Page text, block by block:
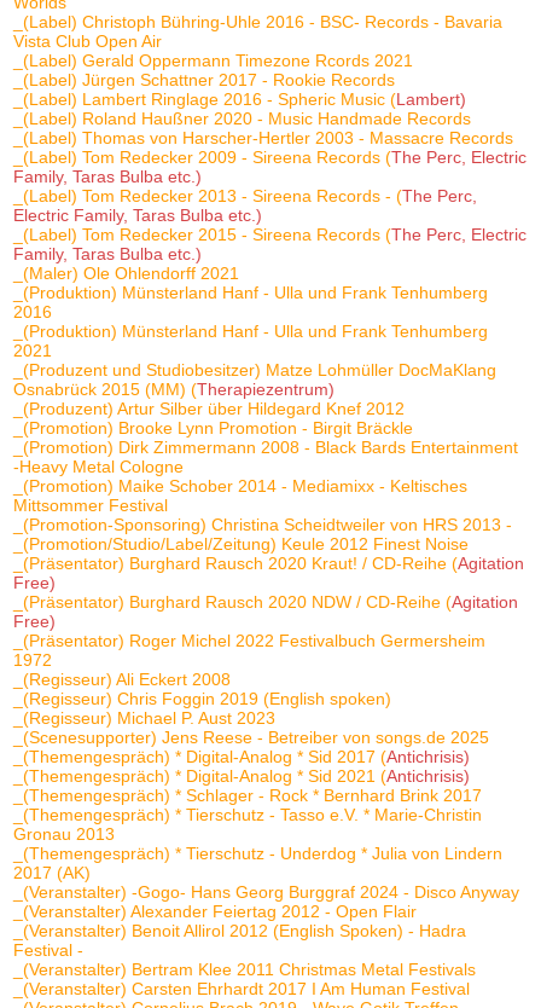
_(Label) Christoph Bühring-Uhle 2016 - BSC- Records - Bavaria
Vista Club Open Air
_(Label) Gerald Oppermann Timezone Rcords 2021
_(Label) Jürgen Schattner 2017 - Rookie Records
_(Label) Lambert Ringlage 2016 - Spheric Music (Lambert)
_(Label) Roland Haußner 2020 - Music Handmade Records
_(Label) Thomas von Harscher-Hertler 2003 - Massacre Records
_(Label) Tom Redecker 2009 - Sireena Records (The Perc, Electric
Family, Taras Bulba etc.)
_(Label) Tom Redecker 2013 - Sireena Records - (The Perc,
Electric Family, Taras Bulba etc.)
_(Label) Tom Redecker 2015 - Sireena Records (The Perc, Electric
Family, Taras Bulba etc.)
_(Maler) Ole Ohlendorff 2021
_(Produktion) Münsterland Hanf - Ulla und Frank Tenhumberg
2016
_(Produktion) Münsterland Hanf - Ulla und Frank Tenhumberg
2021
_(Produzent und Studiobesitzer) Matze Lohmüller DocMaKlang
Osnabrück 2015 (MM) (Therapiezentrum)
_(Produzent) Artur Silber über Hildegard Knef 2012
_(Promotion) Brooke Lynn Promotion - Birgit Bräckle
_(Promotion) Dirk Zimmermann 2008 - Black Bards Entertainment
-Heavy Metal Cologne
_(Promotion) Maike Schober 2014 - Mediamixx - Keltisches
Mittsommer Festival
_(Promotion-Sponsoring) Christina Scheidtweiler von HRS 2013 -
_(Promotion/Studio/Label/Zeitung) Keule 2012 Finest Noise
_(Präsentator) Burghard Rausch 2020 Kraut! / CD-Reihe (Agitation
Free)
_(Präsentator) Burghard Rausch 2020 NDW / CD-Reihe (Agitation
Free)
_(Präsentator) Roger Michel 2022 Festivalbuch Germersheim
1972
_(Regisseur) Ali Eckert 2008
_(Regisseur) Chris Foggin 2019 (English spoken)
_(Regisseur) Michael P. Aust 2023
_(Scenesupporter) Jens Reese - Betreiber von songs.de 2025
_(Themengespräch) * Digital-Analog * Sid 2017 (Antichrisis)
_(Themengespräch) * Digital-Analog * Sid 2021 (Antichrisis)
_(Themengespräch) * Schlager - Rock * Bernhard Brink 2017
_(Themengespräch) * Tierschutz - Tasso e.V. * Marie-Christin
Gronau 2013
_(Themengespräch) * Tierschutz - Underdog * Julia von Lindern
2017 (AK)
_(Veranstalter) -Gogo- Hans Georg Burggraf 2024 - Disco Anyway
_(Veranstalter) Alexander Feiertag 2012 - Open Flair
_(Veranstalter) Benoit Allirol 2012 (English Spoken) - Hadra
Festival -
_(Veranstalter) Bertram Klee 2011 Christmas Metal Festivals
_(Veranstalter) Carsten Ehrhardt 2017 I Am Human Festival